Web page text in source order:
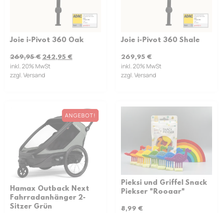
Joie i-Pivot 360 Oak
269,95€ 242,95 €
inkl. 20% MwSt
zzgl. Versand
Joie i-Pivot 360 Shale
269,95 €
inkl. 20% MwSt
zzgl. Versand
ANGEBOT!
Hamax Outback Next
Fahrradanhänger 2-
Sitzer Grün
Pieksi und Griffel Snack
Piekser "Rooaar"
8,99 €